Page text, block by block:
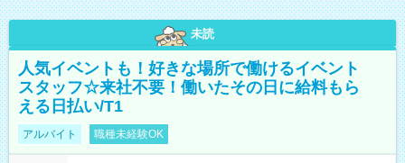
未読
人気イベントも！好きな場所で働けるイベント
スタッフ☆来社不要！働いたその日に給料もら
える日払い/T1
アルバイト 職種未経験OK